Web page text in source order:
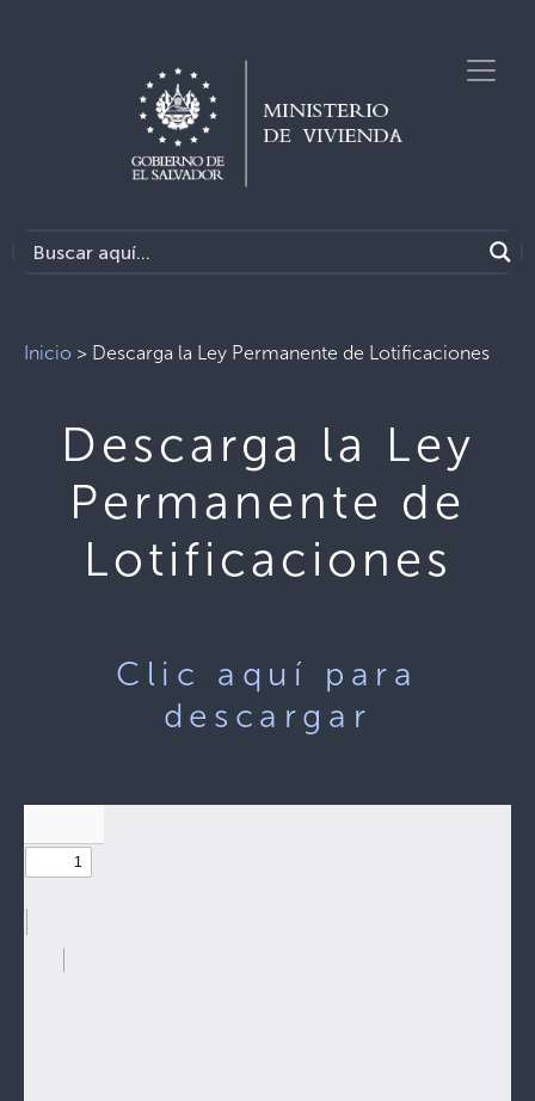
Inicio > Descarga la Ley Permanente de Lotificaciones
Descarga la Ley
Permanente de
Lotificaciones
Clic aquí para
descargar